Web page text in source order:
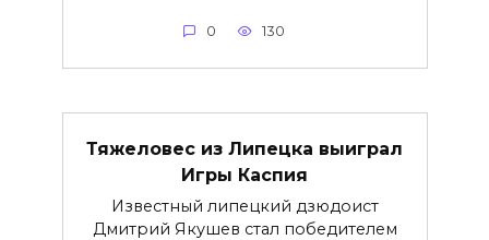
0 130
Тяжеловес из Липецка выиграл
Игры Каспия
Известный липецкий дзюдоист
Дмитрий Якушев стал победителем